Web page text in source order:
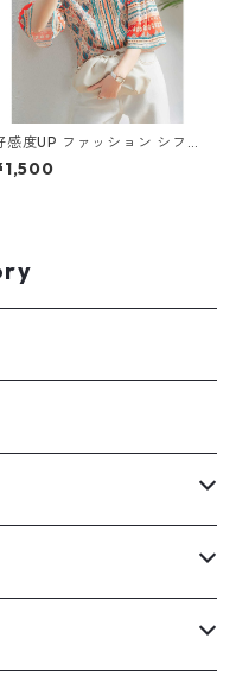
UP ファッション シフォ
フレアスリーブ 7分袖 プリ
ト トップス m-246